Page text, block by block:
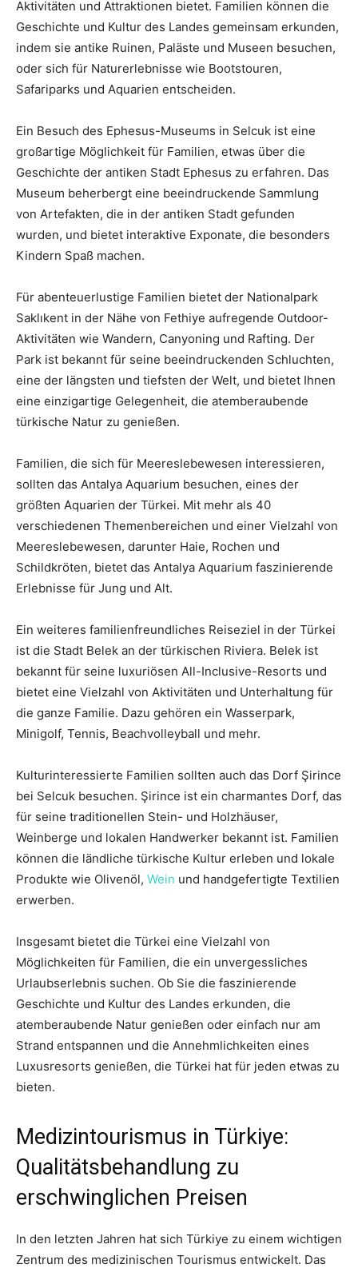
Aktivitäten und Attraktionen bietet. Familien können die
Geschichte und Kultur des Landes gemeinsam erkunden,
indem sie antike Ruinen, Paläste und Museen besuchen,
oder sich für Naturerlebnisse wie Bootstouren,
Safariparks und Aquarien entscheiden.
Ein Besuch des Ephesus-Museums in Selcuk ist eine
großartige Möglichkeit für Familien, etwas über die
Geschichte der antiken Stadt Ephesus zu erfahren. Das
Museum beherbergt eine beeindruckende Sammlung
von Artefakten, die in der antiken Stadt gefunden
wurden, und bietet interaktive Exponate, die besonders
Kindern Spaß machen.
Für abenteuerlustige Familien bietet der Nationalpark
Saklıkent in der Nähe von Fethiye aufregende Outdoor-
Aktivitäten wie Wandern, Canyoning und Rafting. Der
Park ist bekannt für seine beeindruckenden Schluchten,
eine der längsten und tiefsten der Welt, und bietet Ihnen
eine einzigartige Gelegenheit, die atemberaubende
türkische Natur zu genießen.
Familien, die sich für Meereslebewesen interessieren,
sollten das Antalya Aquarium besuchen, eines der
größten Aquarien der Türkei. Mit mehr als 40
verschiedenen Themenbereichen und einer Vielzahl von
Meereslebewesen, darunter Haie, Rochen und
Schildkröten, bietet das Antalya Aquarium faszinierende
Erlebnisse für Jung und Alt.
Ein weiteres familienfreundliches Reiseziel in der Türkei
ist die Stadt Belek an der türkischen Riviera. Belek ist
bekannt für seine luxuriösen All-Inclusive-Resorts und
bietet eine Vielzahl von Aktivitäten und Unterhaltung für
die ganze Familie. Dazu gehören ein Wasserpark,
Minigolf, Tennis, Beachvolleyball und mehr.
Kulturinteressierte Familien sollten auch das Dorf Şirince
bei Selcuk besuchen. Şirince ist ein charmantes Dorf, das
für seine traditionellen Stein- und Holzhäuser,
Weinberge und lokalen Handwerker bekannt ist. Familien
können die ländliche türkische Kultur erleben und lokale
Produkte wie Olivenöl, Wein und handgefertigte Textilien
erwerben.
Insgesamt bietet die Türkei eine Vielzahl von
Möglichkeiten für Familien, die ein unvergessliches
Urlaubserlebnis suchen. Ob Sie die faszinierende
Geschichte und Kultur des Landes erkunden, die
atemberaubende Natur genießen oder einfach nur am
Strand entspannen und die Annehmlichkeiten eines
Luxusresorts genießen, die Türkei hat für jeden etwas zu
bieten.
Medizintourismus in Türkiye:
Qualitätsbehandlung zu
erschwinglichen Preisen
In den letzten Jahren hat sich Türkiye zu einem wichtigen
Zentrum des medizinischen Tourismus entwickelt. Das